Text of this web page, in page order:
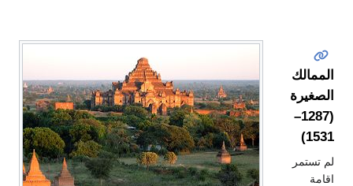
الممالك
الصغيرة
(1287–
1531)
لم تستمر
اقامة